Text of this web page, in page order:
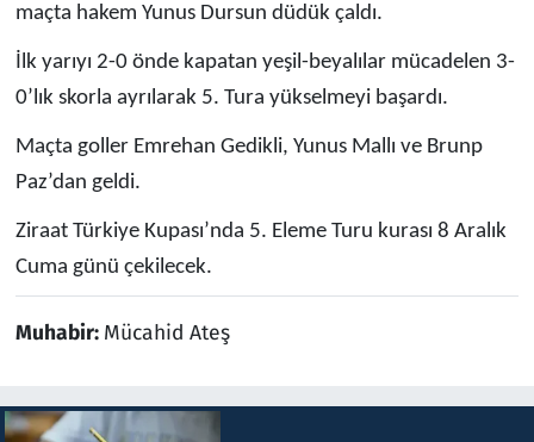
maçta hakem Yunus Dursun düdük çaldı.
İlk yarıyı 2-0 önde kapatan yeşil-beyalılar mücadelen 3-
0’lık skorla ayrılarak 5. Tura yükselmeyi başardı.
Maçta goller Emrehan Gedikli, Yunus Mallı ve Brunp
Paz’dan geldi.
Ziraat Türkiye Kupası’nda 5. Eleme Turu kurası 8 Aralık
Cuma günü çekilecek.
Muhabir: Mücahid Ateş
Teknoloji ve Bilim